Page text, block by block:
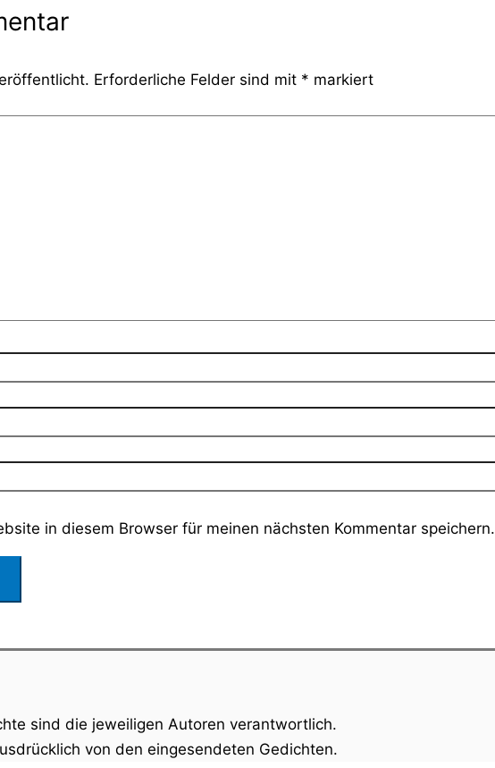
Erforderliche Felder sind mit * markiert
in diesem Browser für meinen nächsten Kommentar speichern.
sind die jeweiligen Autoren verantwortlich.
von den eingesendeten Gedichten.